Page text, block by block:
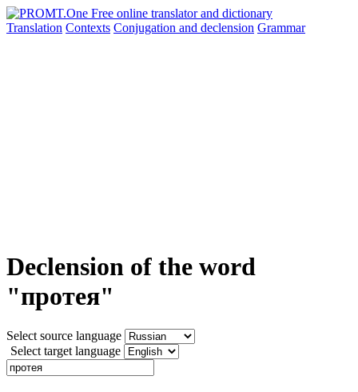
Translation Contexts Conjugation and declension Grammar
Declension of the word
"протея"
Select source language
Select target language